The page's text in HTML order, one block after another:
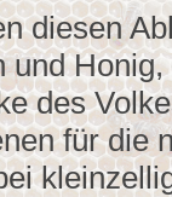
diesen
und Honig,
des
für die